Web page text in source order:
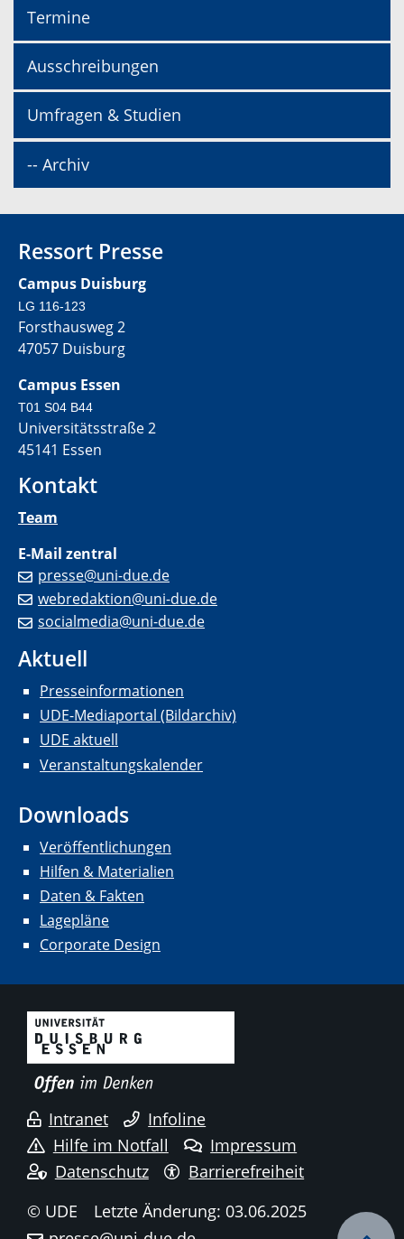
Termine
Ausschreibungen
Umfragen & Studien
-- Archiv
Ressort Presse
Campus Duisburg
LG 116-123
Forsthausweg 2
47057 Duisburg
Campus Essen
T01 S04 B44
Universitätsstraße 2
45141 Essen
Kontakt
Team
E-Mail zentral
presse@uni-due.de
webredaktion@uni-due.de
socialmedia@uni-due.de
Aktuell
Presseinformationen
UDE-Mediaportal (Bildarchiv)
UDE aktuell
Veranstaltungskalender
Downloads
Veröffentlichungen
Hilfen & Materialien
Daten & Fakten
Lagepläne
Corporate Design
Intranet
Infoline
Hilfe im Notfall
Impressum
Datenschutz
Barrierefreiheit
© UDE
Letzte Änderung: 03.06.2025